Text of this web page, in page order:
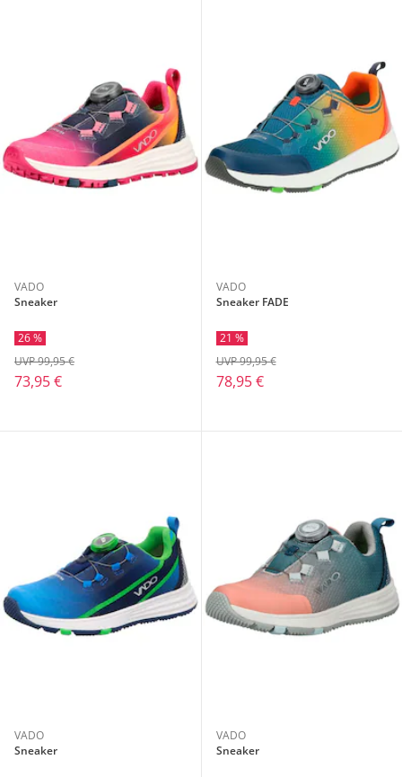
VADO
Sneaker
26 %
73,95 €
UVP 99,95 €
VADO
Sneaker FADE
21 %
78,95 €
UVP 99,95 €
VADO
Sneaker
VADO
Sneaker